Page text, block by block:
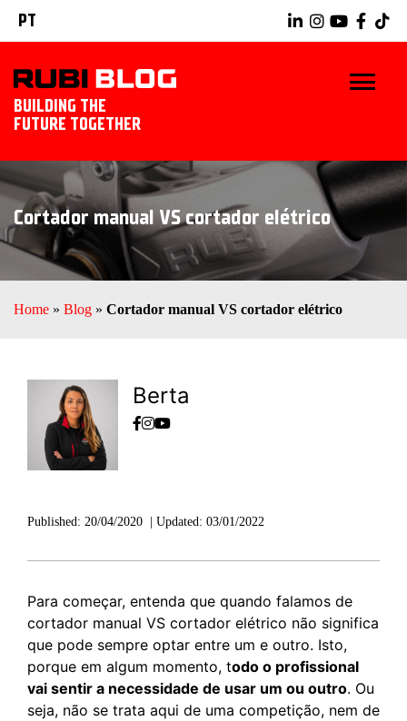
PT
BUILDING THE
FUTURE TOGETHER
INÍCIO
DICAS E TRUQUES
IDÉIAS TILING
RUBI TOOLS
Cortador manual VS cortador elétrico
Home » Blog » Cortador manual VS cortador elétrico
Berta
Published: 20/04/2020 Updated: 03/01/2022
Para começar, entenda que quando falamos de
cortador manual VS cortador elétrico não significa
que pode sempre optar entre um e outro. Isto,
porque em algum momento, todo o profissional
vai sentir a necessidade de usar um ou outro. Ou
seja, não se trata aqui de uma competição, nem de